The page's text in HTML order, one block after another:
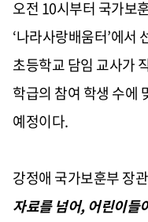
오전 10시부터 국가보
‘나라사랑배움터’에서
초등학교 담임 교사가
학급의 참여 학생 수에
예정이다.
강정애 국가보훈부 장
자료를 넘어, 어린이들